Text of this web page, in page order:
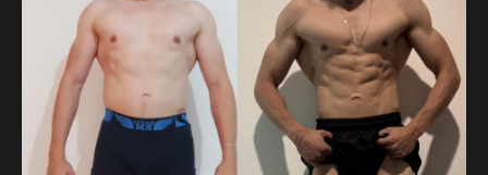
tan solo 7 meses enfocados en un déficit cálorico